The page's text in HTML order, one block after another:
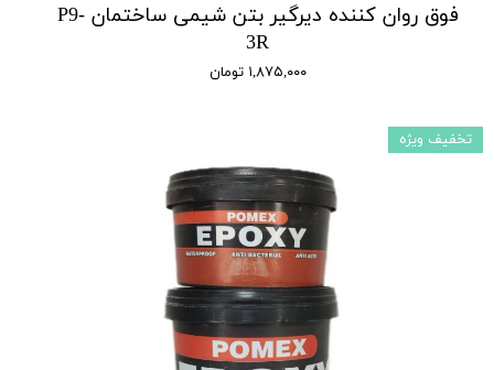
فوق روان کننده دیرگیر بتن شیمی ساختمان P9-
3R
۱,۸۷۵,۰۰۰ تومان
تخفیف ویژه